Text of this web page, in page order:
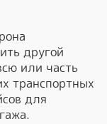
другой
или часть
транспортных
для